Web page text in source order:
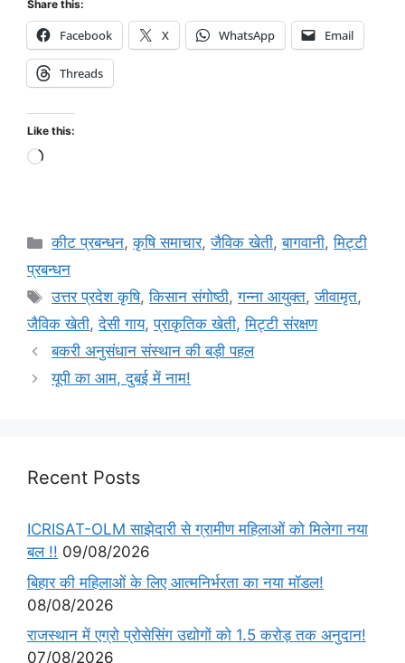
Share this:
Facebook X WhatsApp Email
Threads
Like this:
कीट प्रबन्धन,कृषि समाचार,जैविक खेती,बागवानी,मि‌ट्टी
प्रबन्धन
उत्तर प्रदेश कृषि,किसान संगोष्ठी,गन्ना आयुक्त,जीवामृत,
जैविक खेती,देसी गाय,प्राकृतिक खेती,मिट्टी संरक्षण
बकरी अनुसंधान संस्थान की बड़ी पहल
यूपी का आम, दुबई में नाम!
Recent Posts
ICRISAT-OLM साझेदारी से ग्रामीण महिलाओं को मिलेगा नया
बल !! 09/08/2026
बिहार की महिलाओं के लिए आत्मनिर्भरता का नया मॉडल!
08/08/2026
राजस्थान में एग्रो प्रोसेसिंग उद्योगों को 1.5 करोड़ तक अनुदान!
07/08/2026